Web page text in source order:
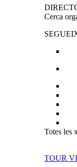
Cerca
Totes les
TOUR